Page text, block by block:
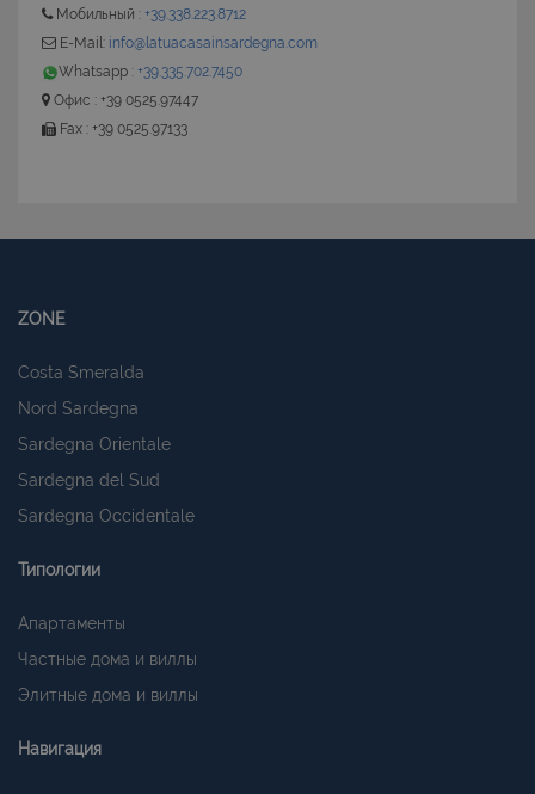
Мобильный : +39.338.223.8712
E-Mail: info@latuacasainsardegna.com
Whatsapp : +39.335.702.7450
Офис : +39 0525.97447
Fax : +39 0525.97133
ZONE
Costa Smeralda
Nord Sardegna
Sardegna Orientale
Sardegna del Sud
Sardegna Occidentale
Типологии
Апартаменты
Частные дома и виллы
Элитные дома и виллы
Навигация